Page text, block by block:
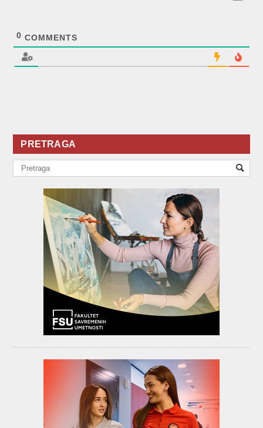
0 COMMENTS
PRETRAGA